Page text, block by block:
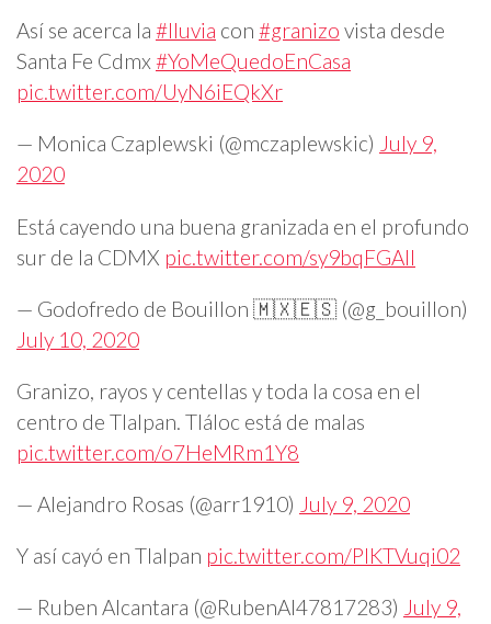
Así se acerca la #lluvia con #granizo vista desde
Santa Fe Cdmx #YoMeQuedoEnCasa
pic.twitter.com/UyN6iEQkXr
— Monica Czaplewski (@mczaplewskic) July 9,
2020
Está cayendo una buena granizada en el profundo
sur de la CDMX pic.twitter.com/sy9bqFGAll
— Godofredo de Bouillon 🇲🇽🇪🇸 (@g_bouillon)
July 10, 2020
Granizo, rayos y centellas y toda la cosa en el
centro de Tlalpan. Tláloc está de malas
pic.twitter.com/o7HeMRm1Y8
— Alejandro Rosas (@arr1910) July 9, 2020
Y así cayó en Tlalpan pic.twitter.com/PIKTVuqi02
— Ruben Alcantara (@RubenAl47817283) July 9,